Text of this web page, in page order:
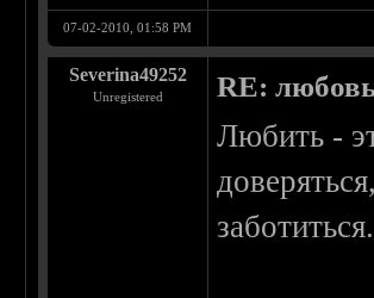
07-02-2010, 01:58 PM
Severina49252
Unregistered RE:
Любить -